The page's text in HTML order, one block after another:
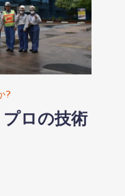
?
プロの技術